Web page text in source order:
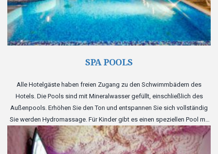
SPA POOLS
Alle Hotelgäste haben freien Zugang zu den Schwimmbädern des
Hotels. Die Pools sind mit Mineralwasser gefüllt, einschließlich des
Außenpools. Erhöhen Sie den Ton und entspannen Sie sich vollständig
Sie werden Hydromassage. Für Kinder gibt es einen speziellen Pool mit
Rutsche und aufblasbarem Spielzeug.